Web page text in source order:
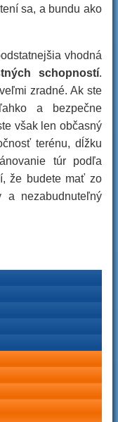
sa, a bundu ako
vhodná
schopností.
zradné. Ak ste
a bezpečne
však len občasný
terénu, dĺžku
túr podľa
že budete mať zo
a nezabudnuteľný